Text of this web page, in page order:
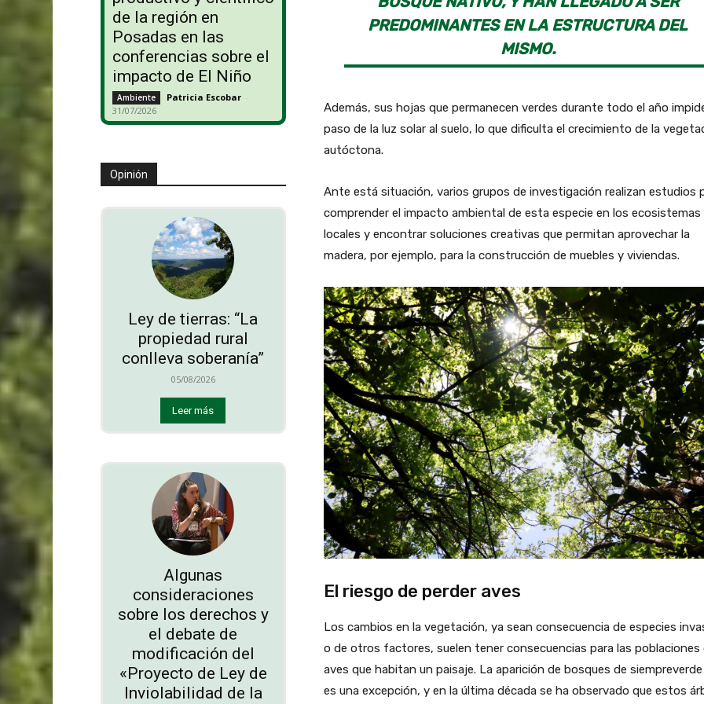
de la región en
Posadas en las
conferencias sobre el
impacto de El Niño
Ambiente Patricia Escobar -
31/07/2026
Opinión
Ley de tierras: “La
propiedad rural
conlleva soberanía”
05/08/2026
Leer más
Algunas
consideraciones
sobre los derechos y
el debate de
modificación del
«Proyecto de Ley de
Inviolabilidad de la
PREDOMINANTES EN LA ESTRUCTURA DEL
MISMO.
Además, sus hojas que permanecen verdes durante todo el año
paso de la luz solar al suelo, lo que dificulta el crecimiento de la
autóctona.
Ante está situación, varios grupos de investigación realizan estudios
comprender el impacto ambiental de esta especie en los ecosistemas
locales y encontrar soluciones creativas que permitan aprovechar la
madera, por ejemplo, para la construcción de muebles y viviendas.
El riesgo de perder aves
Los cambios en la vegetación, ya sean consecuencia de especies
o de otros factores, suelen tener consecuencias para las poblaciones
aves que habitan un paisaje. La aparición de bosques de
es una excepción, y en la última década se ha observado que estos